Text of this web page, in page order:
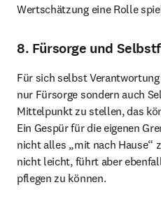
Wertschätzung eine Rolle
8. Fürsorge und
Für sich selbst
nur Fürsorge sondern auch
Mittelpunkt zu stellen, das
Ein Gespür für die eigenen
nicht alles „mit nach Hause“
nicht leicht, führt aber
pflegen zu können.